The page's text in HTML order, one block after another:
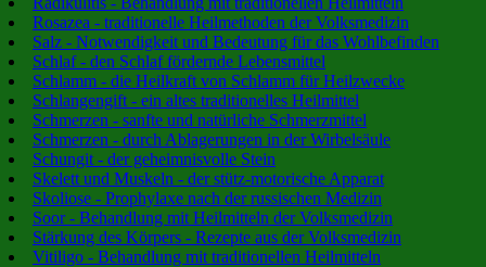
Rosazea - traditionelle Heilmethoden der Volksmedizin
Salz - Notwendigkeit und Bedeutung für das Wohlbefinden
Schlaf - den Schlaf fördernde Lebensmittel
Schlamm - die Heilkraft von Schlamm für Heilzwecke
Schlangengift - ein altes traditionelles Heilmittel
Schmerzen - sanfte und natürliche Schmerzmittel
Schmerzen - durch Ablagerungen in der Wirbelsäule
Schungit - der geheimnisvolle Stein
Skelett und Muskeln - der stütz-motorische Apparat
Skoliose - Prophylaxe nach der russischen Medizin
Soor - Behandlung mit Heilmitteln der Volksmedizin
Stärkung des Körpers - Rezepte aus der Volksmedizin
Vitiligo - Behandlung mit traditionellen Heilmitteln